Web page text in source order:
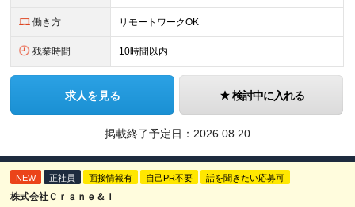
働き方 リモートワークOK
残業時間 10時間以内
求人を見る 検討中に入れる
掲載終了予定日： 2026.08.20
NEW 正社員 面接情報有 自己PR不要 話を聞きたい応募可
株式会社Ｃｒａｎｅ＆Ｉ